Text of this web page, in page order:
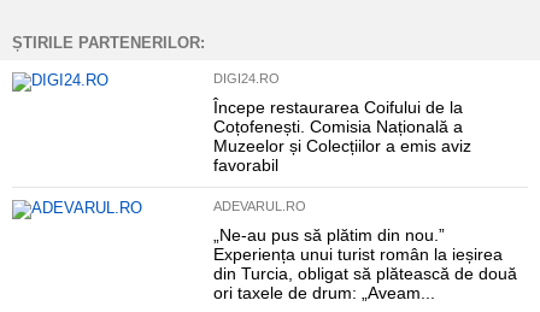
ȘTIRILE PARTENERILOR:
DIGI24.RO
Începe restaurarea Coifului de la
Coțofenești. Comisia Națională a
Muzeelor și Colecțiilor a emis aviz
favorabil
ADEVARUL.RO
„Ne-au pus să plătim din nou.”
Experiența unui turist român la ieșirea
din Turcia, obligat să plătească de două
ori taxele de drum: „Aveam...